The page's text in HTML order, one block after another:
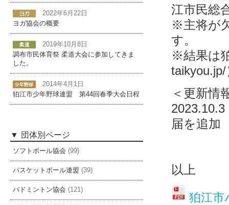
江市民総
※主将が
す。
※結果は
＜更新情
届を追加
以上
狛江市
2022年6月22日
ヨガ協会の概要
2019年10月8日
調布市民体育祭 柔道大会に参加してきま
した。
2014年4月1日
狛江市少年野球連盟 第44回春季大会日程
団体別ページ
ソフトボール協会 (99)
バスケットボール連盟 (39)
バドミントン協会 (121)